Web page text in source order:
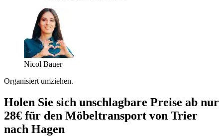
Nicol Bauer
Organisiert umziehen.
Holen Sie sich unschlagbare Preise ab nur
28€ für den Möbeltransport von Trier
nach Hagen